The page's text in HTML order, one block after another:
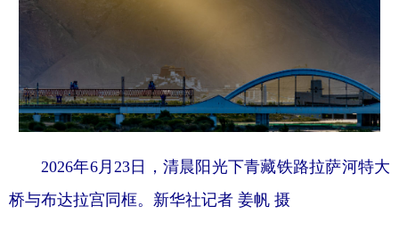
2026年6月23日，清晨阳光下青藏铁路拉萨河特大
桥与布达拉宫同框。新华社记者 姜帆 摄